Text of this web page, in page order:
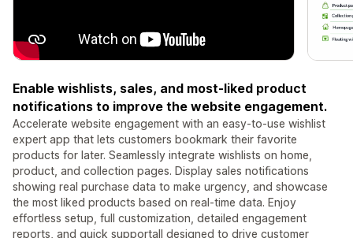
Enable wishlists, sales, and most-liked product
notifications to improve the website engagement.
Accelerate website engagement with an easy-to-use wishlist
expert app that lets customers bookmark their favorite
products for later. Seamlessly integrate wishlists on home,
product, and collection pages. Display sales notifications
showing real purchase data to make urgency, and showcase
the most liked products based on real-time data. Enjoy
effortless setup, full customization, detailed engagement
reports, and quick supportall designed to drive customer